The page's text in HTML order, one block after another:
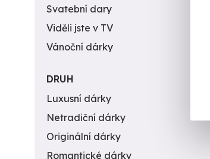
Svatební dary
Viděli jste v TV
Vánoční dárky
DRUH
Luxusní dárky
Netradiční dárky
Originální dárky
Romantické dárky